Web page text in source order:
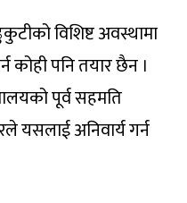
विशिष्ट अवस्थामा
कोही पनि तयार छैन ।
पूर्व सहमति
यसलाई अनिवार्य गर्न